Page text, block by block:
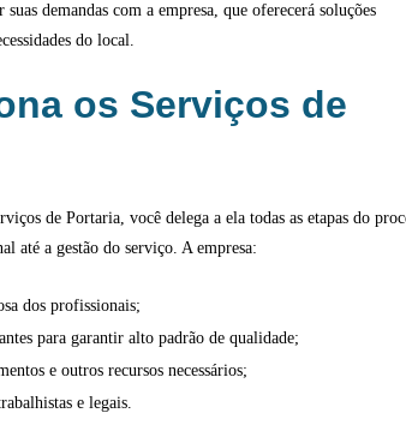
demandas com a empresa, que oferecerá soluções
do local.
os Serviços de
de Portaria, você delega a ela todas as etapas do
até a gestão do serviço. A empresa:
dos profissionais;
para garantir alto padrão de qualidade;
e outros recursos necessários;
e legais.